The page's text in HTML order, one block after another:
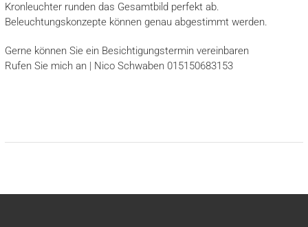
Kronleuchter runden das Gesamtbild perfekt ab.
Beleuchtungskonzepte können genau abgestimmt werden.
Gerne können Sie ein Besichtigungstermin vereinbaren
Rufen Sie mich an | Nico Schwaben 015150683153